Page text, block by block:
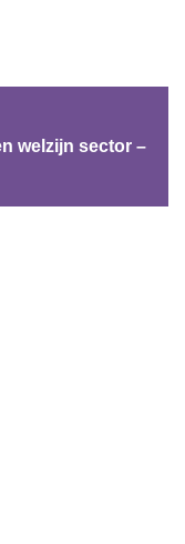
welzijn sector –